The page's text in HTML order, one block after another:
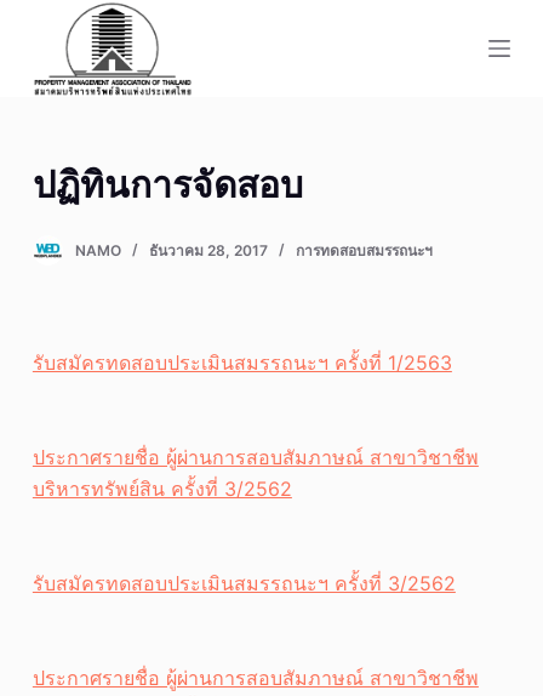
o
o
n
ปฏิทินการจัดสอบ
NAMO ธันวาคม 28, 2017 การทดสอบสมรรถนะฯ
รับสมัครทดสอบประเมินสมรรถนะฯ ครั้งที่ 1/2563
ประกาศรายชื่อ ผู้ผ่านการสอบสัมภาษณ์ สาขาวิชาชีพ
บริหารทรัพย์สิน ครั้งที่ 3/2562
รับสมัครทดสอบประเมินสมรรถนะฯ ครั้งที่ 3/2562
ประกาศรายชื่อ ผู้ผ่านการสอบสัมภาษณ์ สาขาวิชาชีพ